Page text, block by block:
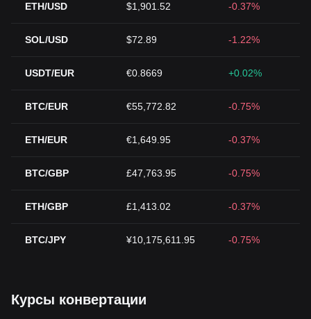
ETH/USD $1,901.52 -0.37%
SOL/USD $72.89 -1.22%
USDT/EUR €0.8669 +0.02%
BTC/EUR €55,772.82 -0.75%
ETH/EUR €1,649.95 -0.37%
BTC/GBP £47,763.95 -0.75%
ETH/GBP £1,413.02 -0.37%
BTC/JPY ¥10,175,611.95 -0.75%
Курсы конвертации